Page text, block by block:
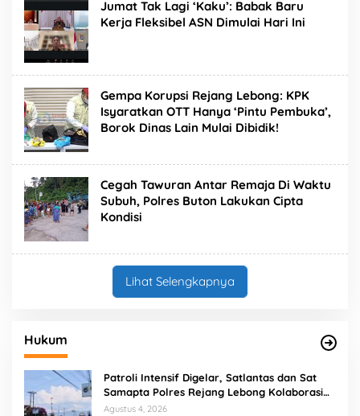
Jumat Tak Lagi ‘Kaku’: Babak Baru
Kerja Fleksibel ASN Dimulai Hari Ini
Gempa Korupsi Rejang Lebong: KPK
Isyaratkan OTT Hanya ‘Pintu Pembuka’,
Borok Dinas Lain Mulai Dibidik!
Cegah Tawuran Antar Remaja Di Waktu
Subuh, Polres Buton Lakukan Cipta
Kondisi
Lihat Selengkapnya
Hukum
Patroli Intensif Digelar, Satlantas dan Sat
Samapta Polres Rejang Lebong Kolaborasi
Berantas Balap Liar
Agustus 4, 2026